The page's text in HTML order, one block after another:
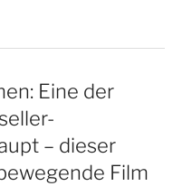
Eine der
– dieser
Film